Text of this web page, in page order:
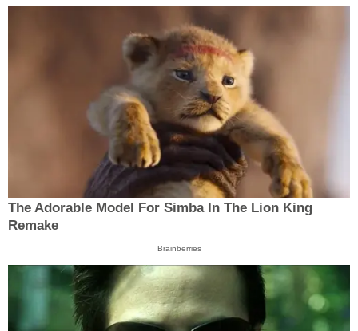
The Adorable Model For Simba In The Lion King
Remake
Brainberries